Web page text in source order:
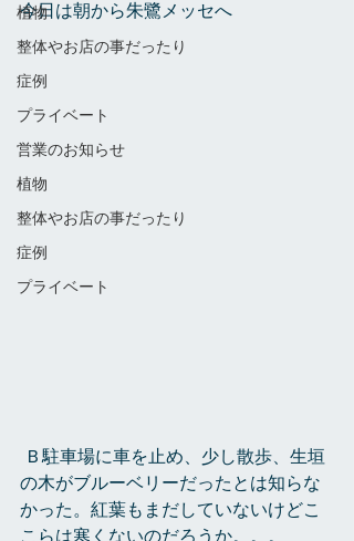
植物
整体やお店の事だったり
症例
プライベート
営業のお知らせ
植物
整体やお店の事だったり
症例
プライベート
今日は朝から朱鷺メッセへ
の木がブルーベリーだったとは知らな
かった。紅葉もまだしていないけどこ